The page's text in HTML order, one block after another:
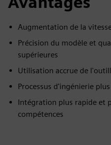
Augmentation de la
Précision du modèle et
supérieures
Utilisation accrue de
Processus d'ingénierie
Intégration plus rapide et
compétences